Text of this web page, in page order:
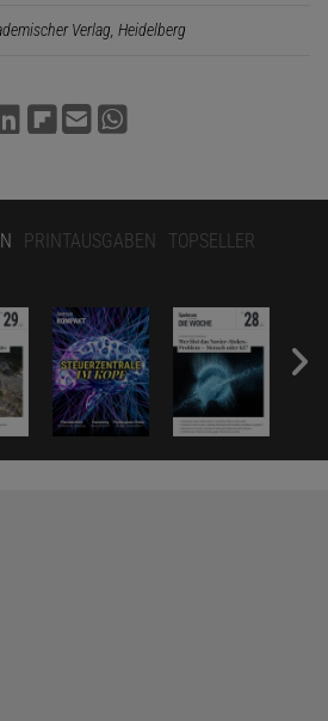
Verlag, Heidelberg
PRINTAUSGABEN TOPSELLER